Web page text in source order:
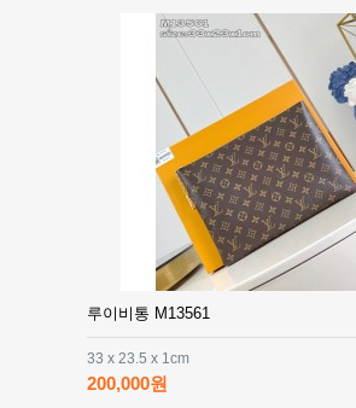
루이비통 M13561
33 x 23.5 x 1cm
200,000원